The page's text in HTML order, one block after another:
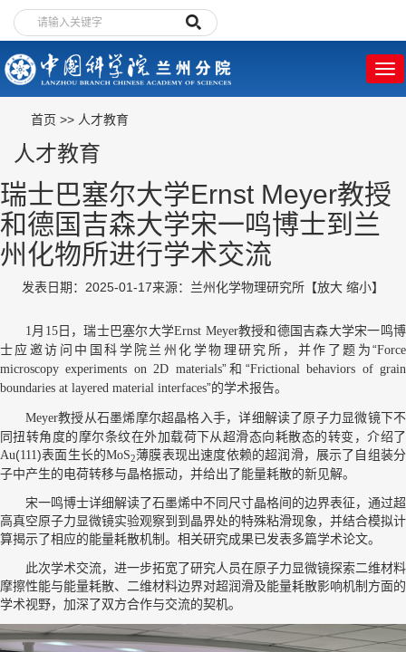
首页 >> 人才教育
人才教育
瑞士巴塞尔大学Ernst Meyer教授
和德国吉森大学宋一鸣博士到兰
州化物所进行学术交流
发表日期：2025-01-17来源：兰州化学物理研究所 【放大 缩小】
1月15日 ，瑞士巴塞尔大学Ernst Meyer教授和德国吉森大学宋一鸣博
士应邀访问中国科学院兰州化学物理研究所，并作了题为“Force
microscopy experiments on 2D materials”和“Frictional behaviors of grain
boundaries at layered material interfaces”的学术报告。
Meyer教授从石墨烯摩尔超晶格入手，详细解读了原子力显微镜下不
同扭转角度的摩尔条纹在外加载荷下从超滑态向耗散态的转变，介绍了
Au(111)表面生长的MoS2薄膜表现出速度依赖的超润滑，展示了自组装分
子中产生的电荷转移与晶格振动，并给出了能量耗散的新见解。
宋一鸣博士详细解读了石墨烯中不同尺寸晶格间的边界表征，通过超
高真空原子力显微镜实验观察到到晶界处的特殊粘滑现象，并结合模拟计
算揭示了相应的能量耗散机制。相关研究成果已发表多篇学术论文。
此次学术交流，进一步拓宽了研究人员在原子力显微镜探索二维材料
摩擦性能与能量耗散、二维材料边界对超润滑及能量耗散影响机制方面的
学术视野，加深了双方合作与交流的契机。